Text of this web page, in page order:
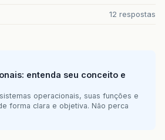
12 respostas
entenda seu conceito e
operacionais, suas funções e
forma clara e objetiva. Não perca